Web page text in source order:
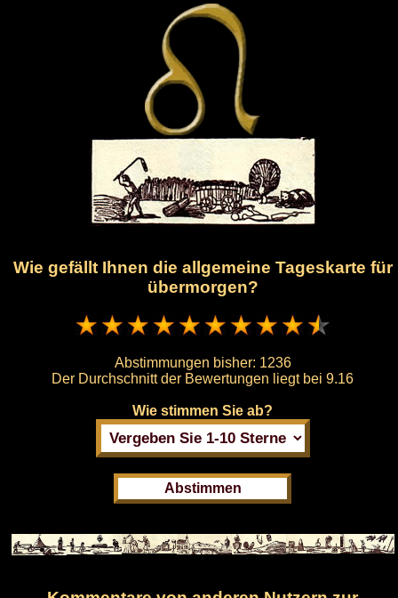
Wie gefällt Ihnen die allgemeine Tageskarte für
übermorgen?
Abstimmungen bisher: 1236
Der Durchschnitt der Bewertungen liegt bei 9.16
Wie stimmen Sie ab?